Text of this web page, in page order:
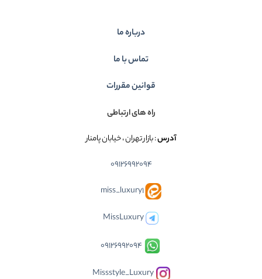
درباره ما
تماس با ما
قوانین مقررات
راه های ارتباطی
آدرس: بازار تهران ، خیابان پامنار
09126992094
miss_luxury1
MissLuxury
09126992094
Missstyle_Luxury